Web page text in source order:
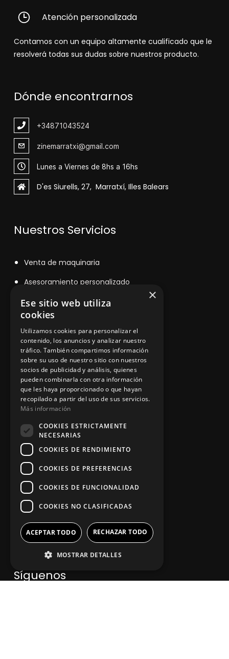
Atención personalizada
Contamos con un equipo altamente cualificado que le
resolverá todas sus dudas sobre nuestros producto.
Dónde encontrarnos
+34871043524
zinemarratxi@gmail.com
Lunes a Viernes de 8hs a 16hs
D'es Siurells, 27, Marratxí, Illes Balears
Nuestros Servicios
Venta de maquinaria
Asesoramiento personalizado
Instalación y reparación
Contacto
Información legal
Política de privacidad
App Zine Hostelería
Síguenos
×
Ese sitio web utiliza
cookies
Utilizamos cookies para personalizar el
contenido, los anuncios y analizar nuestro
tráfico. También compartimos información
sobre su uso de nuestro sitio con nuestros
socios de publicidad y análisis, quienes
pueden combinarla con otra información
que les haya proporcionado o que hayan
recopilado a partir del uso de sus servicios.
Más información
COOKIES ESTRICTAMENTE
NECESARIAS
COOKIES DE RENDIMIENTO
COOKIES DE PREFERENCIAS
COOKIES DE FUNCIONALIDAD
COOKIES NO CLASIFICADAS
ACEPTAR TODO RECHAZAR TODO
MOSTRAR DETALLES